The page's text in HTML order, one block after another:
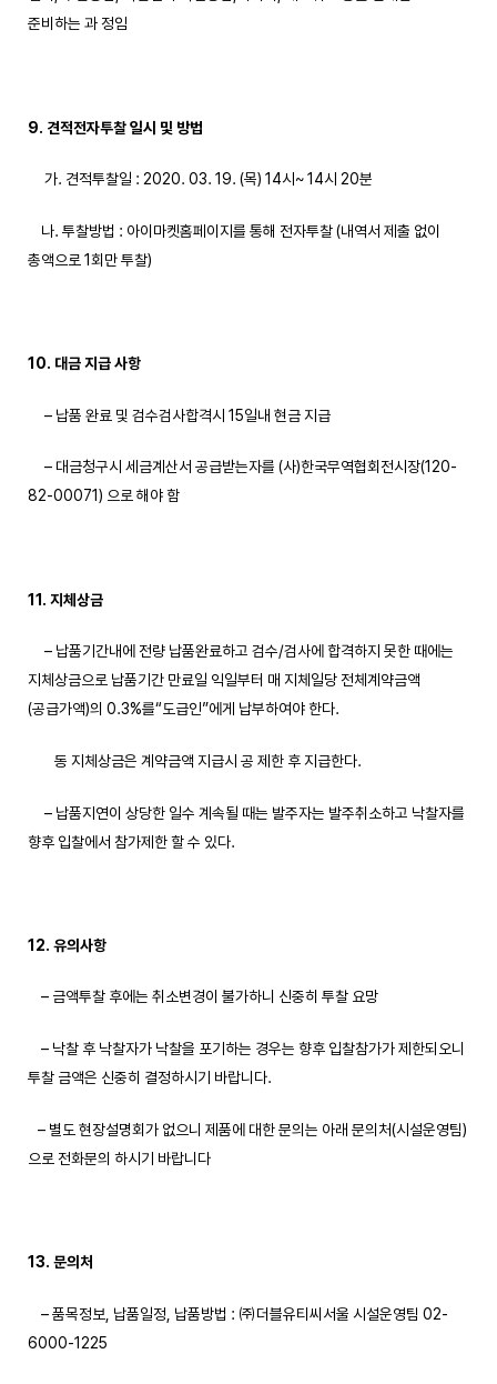
준비하는 과 정임
9. 견적전자투찰 일시 및 방법
가. 견적투찰일 : 2020. 03. 19. (목) 14시~ 14시 20분
나. 투찰방법 : 아이마켓홈페이지를 통해 전자투찰 (내역서 제출 없이
총액으로 1회만 투찰)
10. 대금 지급 사항
– 납품 완료 및 검수검사합격시 15일내 현금 지급
– 대금청구시 세금계산서 공급받는자를 (사)한국무역협회전시장(120-
82-00071) 으로 해야 함
11. 지체상금
– 납품기간내에 전량 납품완료하고 검수/검사에 합격하지 못한 때에는
지체상금으로 납품기간 만료일 익일부터 매 지체일당 전체계약금액
(공급가액)의 0.3%를“도급인”에게 납부하여야 한다.
동 지체상금은 계약금액 지급시 공 제한 후 지급한다.
– 납품지연이 상당한 일수 계속될 때는 발주자는 발주취소하고 낙찰자를
향후 입찰에서 참가제한 할 수 있다.
12. 유의사항
– 금액투찰 후에는 취소변경이 불가하니 신중히 투찰 요망
– 낙찰 후 낙찰자가 낙찰을 포기하는 경우는 향후 입찰참가가 제한되오니
투찰 금액은 신중히 결정하시기 바랍니다.
– 별도 현장설명회가 없으니 제품에 대한 문의는 아래 문의처(시설운영팀)
으로 전화문의 하시기 바랍니다
13. 문의처
– 품목정보, 납품일정, 납품방법 : ㈜더블유티씨서울 시설운영팀 02-
6000-1225